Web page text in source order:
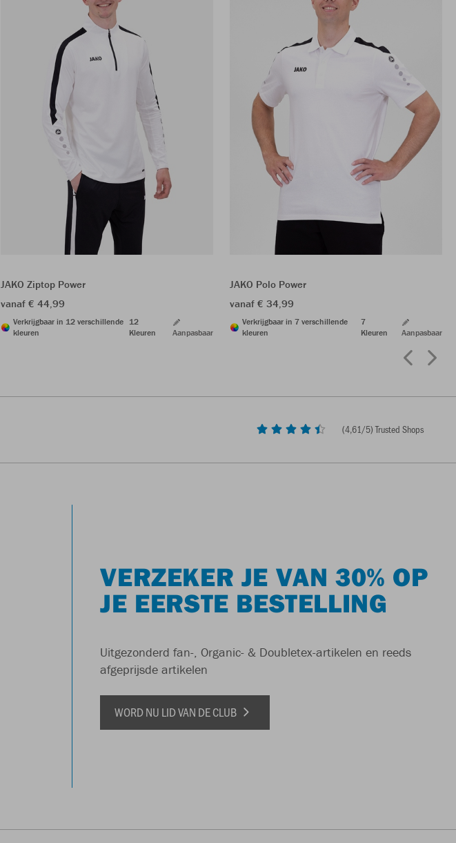
JAKO Ziptop Power
vanaf € 44,99
Verkrijgbaar in 12 verschillende
kleuren
12
Kleuren
Aanpasbaar
JAKO Polo Power
vanaf € 34,99
Verkrijgbaar in 7 verschillende
kleuren
7
Kleuren
Aanpasbaar
(4,61/5) Trusted Shops
VERZEKER JE VAN 30% OP
JE EERSTE BESTELLING
Uitgezonderd fan-, Organic- & Doubletex-artikelen en reeds
afgeprijsde artikelen
WORD NU LID VAN DE CLUB